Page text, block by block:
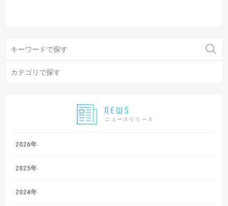
ニュースリリース
2026年
2025年
2024年